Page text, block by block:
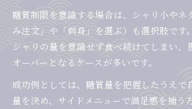
糖質制限を意識する場合は、シャリ小やネ
み注文」や「刺身」を選ぶ）も選択肢です
シャリの量を意識せず食べ続けてしまい、
オーバーとなるケースが多いです。
成功例としては、糖質量を把握したうえで
量を決め、サイドメニューで満足感を補う